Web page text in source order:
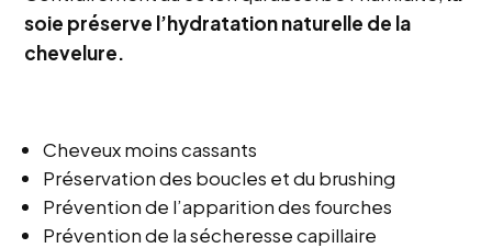
soie préserve l’hydratation naturelle de la
chevelure.
Cheveux moins cassants
Préservation des boucles et du brushing
Prévention de l’apparition des fourches
Prévention de la sécheresse capillaire